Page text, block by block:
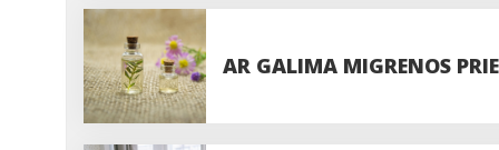
AR GALIMA MIGRENOS